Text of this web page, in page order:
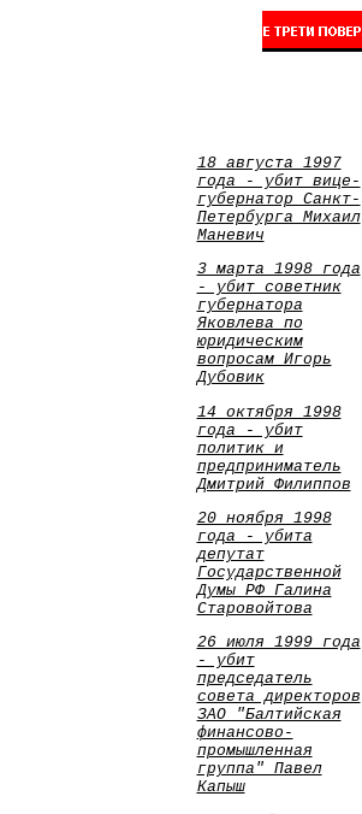
18 августа 1997
года - убит вице-
губернатор Санкт-
Петербурга Михаил
Маневич
3 марта 1998 года
- убит советник
губернатора
Яковлева по
юридическим
вопросам Игорь
Дубовик
14 октября 1998
года - убит
политик и
предприниматель
Дмитрий Филиппов
20 ноября 1998
года - убита
депутат
Государственной
Думы РФ Галина
Старовойтова
26 июля 1999 года
- убит
председатель
совета директоров
ЗАО "Балтийская
финансово-
промышленная
группа" Павел
Капыш